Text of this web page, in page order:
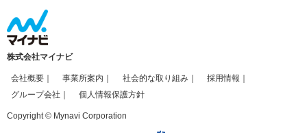
株式会社マイナビ
会社概要 事業所案内 社会的な取り組み
採用情報
グループ会社
個人情報保護方針
Copyright © Mynavi Corporation